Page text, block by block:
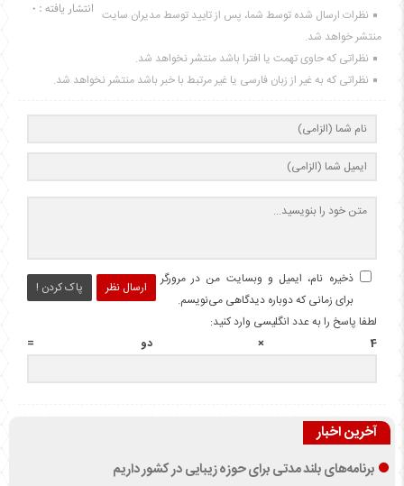
انتشار یافته : 0 نظرات ارسال شده توسط شما، پس از تایید توسط مدیران سایت
منتشر خواهد شد.
نظراتی که حاوی تهمت یا افترا باشد منتشر نخواهد شد.
نظراتی که به غیر از زبان فارسی یا غیر مرتبط با خبر باشد منتشر نخواهد شد.
ارسال نظر پاک کردن !
ذخیره نام، ایمیل و وبسایت من در مرورگر
برای زمانی که دوباره دیدگاهی می‌نویسم.
لطفا پاسخ را به عدد انگلیسی وارد کنید:
4 × دو =
آخرین اخبار
برنامه‌های بلند مدتی برای حوزه زیبایی در کشور داریم